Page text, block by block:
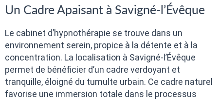
Un Cadre Apaisant à Savigné-l’Évêque
Le cabinet d’hypnothérapie se trouve dans un
environnement serein, propice à la détente et à la
concentration. La localisation à Savigné-l’Évêque
permet de bénéficier d’un cadre verdoyant et
tranquille, éloigné du tumulte urbain. Ce cadre naturel
favorise une immersion totale dans le processus